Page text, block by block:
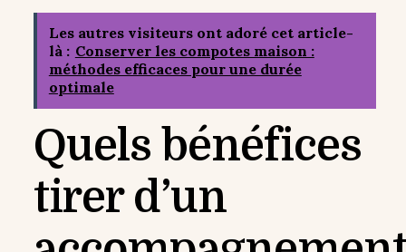
Les autres visiteurs ont adoré cet article-
là : Conserver les compotes maison :
méthodes efficaces pour une durée
optimale
Quels bénéfices
tirer d’un